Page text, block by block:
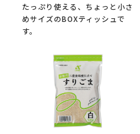
たっぷり使える、ちょっと小さ
めサイズのBOXティッシュで
す。